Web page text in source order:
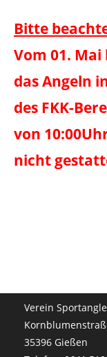
Bitte
Vom 01.
das Angeln
des FKK-
von
nicht
Verein
35396 Gießen